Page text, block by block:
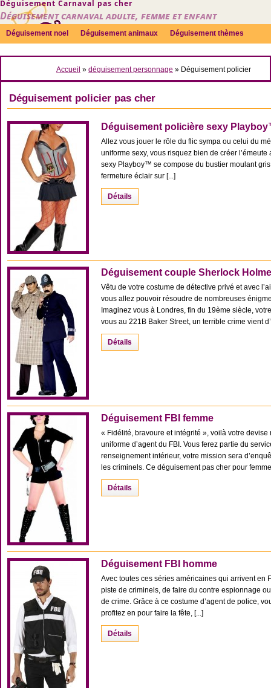
Déguisement Carnaval pas cher
Déguisement carnaval adulte, femme et enfant
Déguisement noel Déguisement animaux Déguisement thèmes
Sexy Déguisement couple Déguisements par genre Idées
Accueil » déguisement personnage » Déguisement policier
Déguisement policier pas cher
Déguisement policière sexy
Allez vous jouer le rôle du flic sympa ou celui du
uniforme sexy, vous risquez bien de créer
sexy Playboy™ se compose du bustier moulant
fermeture éclair sur [...]
Détails
Déguisement couple Sherlock
Vêtu de votre costume de détective privé et avec
vous allez pouvoir résoudre de nombreuses
Imaginez vous à Londres, fin du 19ème siècle,
vous au 221B Baker Street, un terrible crime vient
Détails
Déguisement FBI femme
« Fidélité, bravoure et intégrité », voilà votre
uniforme d’agent du FBI. Vous ferez partie du
renseignement intérieur, votre mission sera
les criminels. Ce déguisement pas cher pour
Détails
Déguisement FBI homme
Avec toutes ces séries américaines qui arrivent en
piste de criminels, de faire du contre espionnage
de crime. Grâce à ce costume d’agent de police,
profitez en pour faire la fête, [...]
Détails